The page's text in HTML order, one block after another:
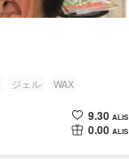
ジェル WAX
9.30 ALIS
0.00 ALIS